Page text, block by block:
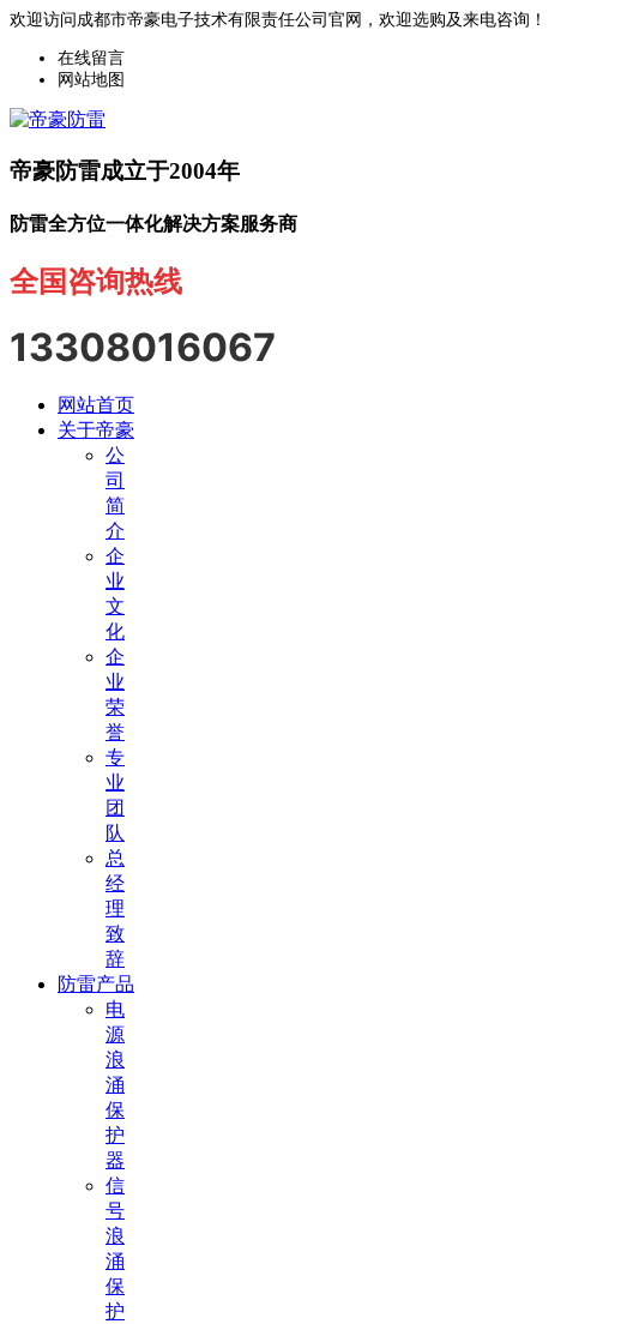
欢迎访问成都市帝豪电子技术有限责任公司官网，欢迎选购及来电咨询！
在线留言
网站地图
帝豪防雷成立于2004年
防雷全方位一体化解决方案服务商
全国咨询热线
13308016067
网站首页
关于帝豪
公
司
简
介
企
业
文
化
企
业
荣
誉
专
业
团
队
总
经
理
致
辞
防雷产品
电
源
浪
涌
保
护
器
信
号
浪
涌
保
护